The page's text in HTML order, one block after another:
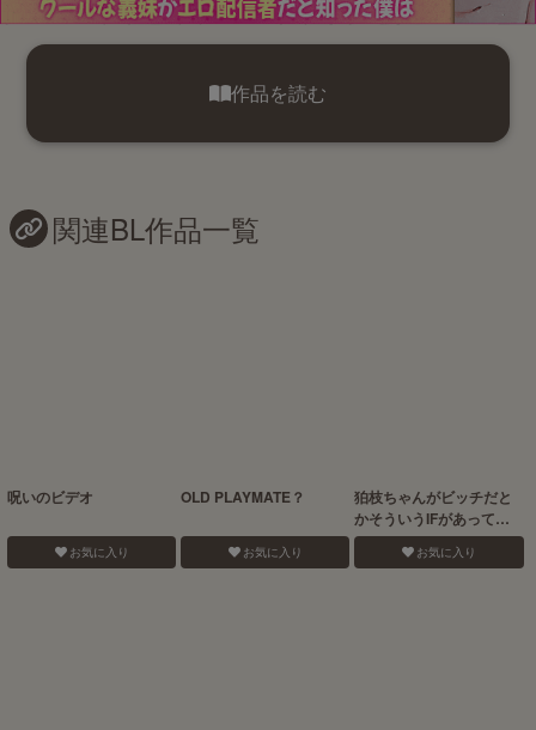
作品を読む
関連BL作品一覧
呪いのビデオ
お気に入り
OLD PLAYMATE？
お気に入り
狛枝ちゃんがビッチだと
かそういうIFがあっても
いいよね!
お気に入り